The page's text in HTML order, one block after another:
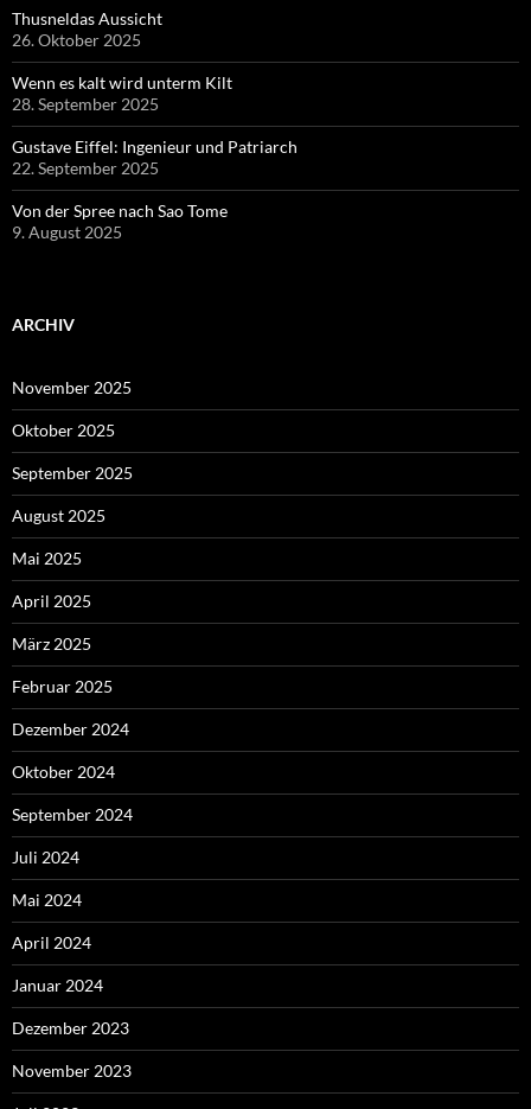
Thusneldas Aussicht
26. Oktober 2025
Wenn es kalt wird unterm Kilt
28. September 2025
Gustave Eiffel: Ingenieur und Patriarch
22. September 2025
Von der Spree nach Sao Tome
9. August 2025
ARCHIV
November 2025
Oktober 2025
September 2025
August 2025
Mai 2025
April 2025
März 2025
Februar 2025
Dezember 2024
Oktober 2024
September 2024
Juli 2024
Mai 2024
April 2024
Januar 2024
Dezember 2023
November 2023